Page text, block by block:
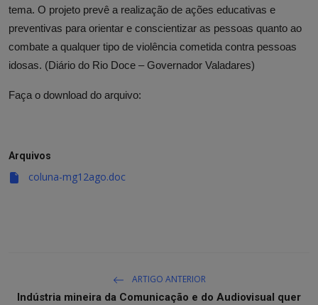
tema. O projeto prevê a realização de ações educativas e
preventivas para orientar e conscientizar as pessoas quanto ao
combate a qualquer tipo de violência cometida contra pessoas
idosas. (Diário do Rio Doce – Governador Valadares)
Faça o download do arquivo:
Arquivos
coluna-mg12ago.doc
ARTIGO ANTERIOR
Indústria mineira da Comunicação e do Audiovisual quer